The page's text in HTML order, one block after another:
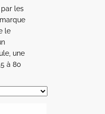
les
le
une
à 80